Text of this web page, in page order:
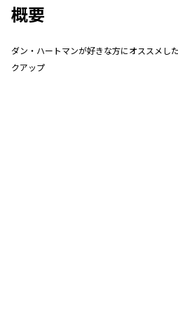
概要
ダン・ハートマンが好きな方にオススメし
クアップ